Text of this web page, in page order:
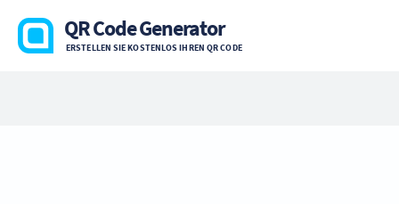
QR Code Generator
ERSTELLEN SIE KOSTENLOS IHREN QR CODE